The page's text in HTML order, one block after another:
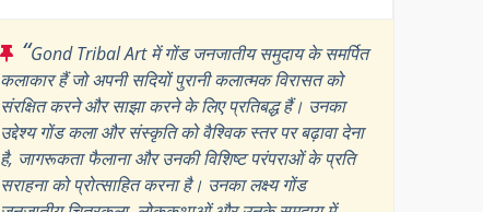
“Gond Tribal Art में गोंड जनजातीय समुदाय के समर्पित
कलाकार हैं जो अपनी सदियों पुरानी कलात्मक विरासत को
संरक्षित करने और साझा करने के लिए प्रतिबद्ध हैं। उनका
उद्देश्य गोंड कला और संस्कृति को वैश्विक स्तर पर बढ़ावा देना
है, जागरूकता फैलाना और उनकी विशिष्ट परंपराओं के प्रति
सराहना को प्रोत्साहित करना है। उनका लक्ष्य गोंड